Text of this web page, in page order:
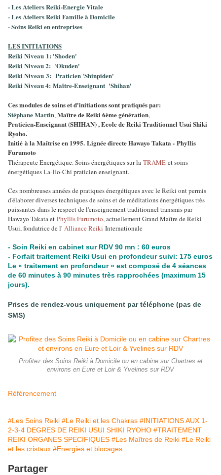
- Les Ateliers Reiki-Energie Vitale
- Les Ateliers Reiki Famille à Domicile
- Soins Reiki en entreprises
LES INITIATIONS
Reiki Niveau 1: 'Shoden'
Reiki Niveau 2: 'Okuden'
Reiki Niveau 3: Praticien 'Shinpiden'
Reiki Niveau 4: Maître-Enseignant 'Shihan'
Ces modules de soins et d'initiations sont pratiqués par:
Stéphane Martin,Maître de Reiki 6ème génération,
Praticien-Enseignant (SHIHAN) , Ecole de Reiki Traditionnel Usui Shiki
Ryoho.
Initié à la Maîtrise en 1995. Lignée directe Hawayo Takata - Phyllis
Furumoto
Thérapeute Energétique. Soins énergétiques sur la TRAME et soins
énergétiques La-Ho-Chi praticien enseignant.
Ces nombreuses années de pratiques énergétiques avec le Reiki ont permis
d'élaborer diverses techniques de soins et de méditations énergétiques très
puissantes dans le respect de l'enseignement traditionnel transmis par
Hawayo Takata et Phyllis Furumoto, actuellement Grand Maître de Reiki
Usui, fondatrice de l' Alliance Reiki Internationale
- Soin Reiki en cabinet sur RDV 90 mn : 60 euros
- Forfait traitement Reiki Usui en profondeur suivi: 175 euros
Le « traitement en profondeur » est composé de 4 séances
de 60 minutes à 90 minutes très rapprochées (maximum 15
jours).
Prises de rendez-vous uniquement par téléphone (pas de
SMS)
Profitez des Soins Reiki à Domicile ou en cabine sur Chartres et
environs en Eure et Loir & Yvelines sur RDV
Référencement
#Les Soins Reiki #Le Reiki et les Chakras #INITIATIONS AUX 1-
2-3-4 DEGRES DE REIKI USUI SHIKI RYOHO #TRAITEMENT
REIKI ORGANES SPECIFIQUES #Les Maîtres de Reiki #Le Reiki
et les cristaux #Energies et blocages
Partager